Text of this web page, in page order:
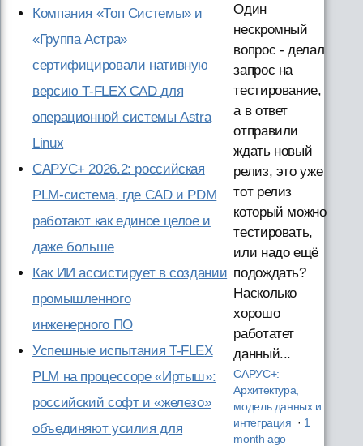
Компания «Топ Системы» и
«Группа Астра»
сертифицировали нативную
версию T-FLEX CAD для
операционной системы Astra
Linux
САРУС+ 2026.2: российская
PLM-система, где CAD и PDM
работают как единое целое и
даже больше
Как ИИ ассистирует в создании
промышленного
инженерного ПО
Успешные испытания T-FLEX
PLM на процессоре «Иртыш»:
российский софт и «железо»
объединяют усилия для
Один
нескромный
вопрос - делал
запрос на
тестирование,
а в ответ
отправили
ждать новый
релиз, это уже
тот релиз
который можно
тестировать,
или надо ещё
подождать?
Насколько
хорошо
работатет
данный...
САРУС+:
Архитектура,
модель данных и
интеграция · 1
month ago